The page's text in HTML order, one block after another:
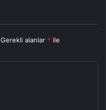
Gerekli alanlar * ile